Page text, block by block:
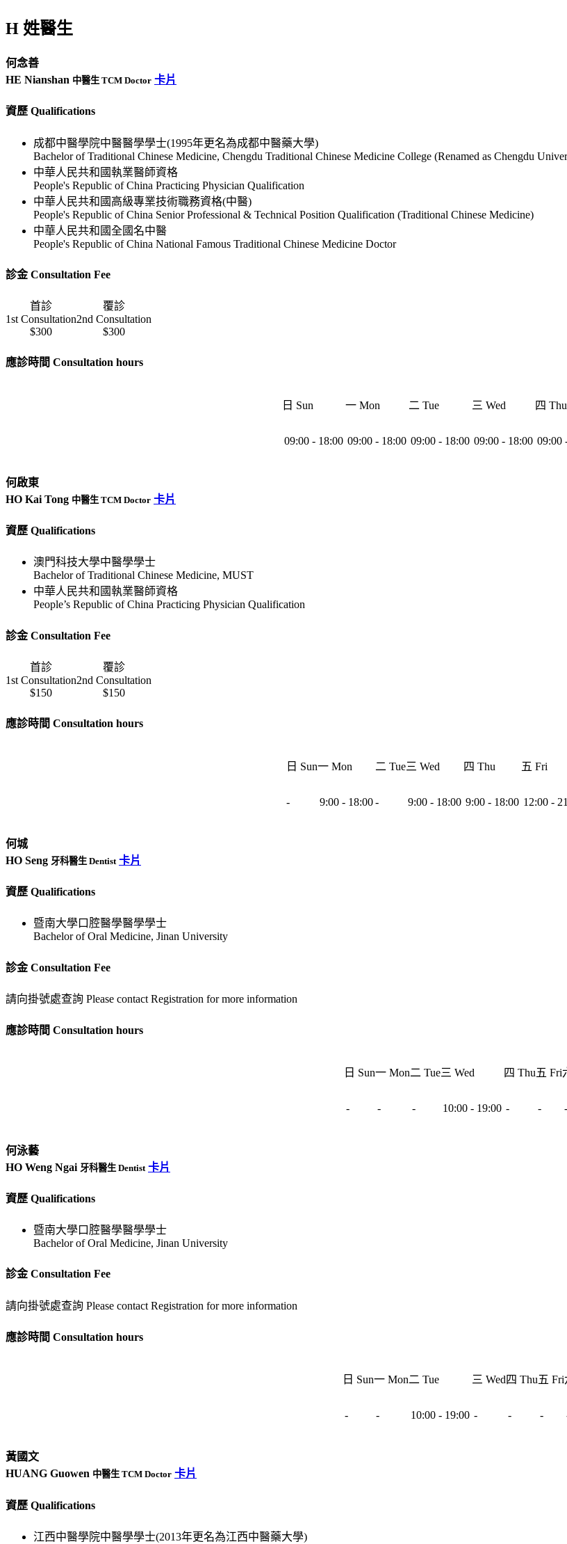
H 姓醫生
何念善
HE Nianshan 中醫生 TCM Doctor 卡片
資歷 Qualifications
成都中醫學院中醫醫學學士(1995年更名為成都中醫藥大學)
Bachelor of Traditional Chinese Medicine, Chengdu Traditional Chinese Medicine College (Renamed as Chengdu
中華人民共和國執業醫師資格
People's Republic of China Practicing Physician Qualification
中華人民共和國高級專業技術職務資格(中醫)
People's Republic of China Senior Professional & Technical Position Qualification (Traditional Chinese Medicine)
中華人民共和國全國名中醫
People's Republic of China National Famous Traditional Chinese Medicine Doctor
診金 Consultation Fee
首診
1st Consultation
覆診
2nd Consultation
$300
$300
應診時間 Consultation hours
日 Sun 一 Mon 二 Tue 三 Wed 四 Thu
09:00 - 18:00 09:00 - 18:00 09:00 - 18:00 09:00 - 18:00 09:00
何啟東
HO Kai Tong 中醫生 TCM Doctor 卡片
資歷 Qualifications
澳門科技大學中醫學學士
Bachelor of Traditional Chinese Medicine, MUST
中華人民共和國執業醫師資格
People’s Republic of China Practicing Physician Qualification
診金 Consultation Fee
首診
1st Consultation
覆診
2nd Consultation
$150
$150
應診時間 Consultation hours
日 Sun一 Mon 二 Tue三 Wed 四 Thu 五 Fri
- 9:00 - 18:00- 9:00 - 18:00 9:00 - 18:00 12:00 -
何城
HO Seng 牙科醫生 Dentist 卡片
資歷 Qualifications
暨南大學口腔醫學醫學學士
Bachelor of Oral Medicine, Jinan University
診金 Consultation Fee
請向掛號處查詢 Please contact Registration for more information
應診時間 Consultation hours
日 Sun一 Mon二 Tue三 Wed 四 Thu五 Fri
- - - 10:00 - 19:00 - - -
何泳藝
HO Weng Ngai 牙科醫生 Dentist 卡片
資歷 Qualifications
暨南大學口腔醫學醫學學士
Bachelor of Oral Medicine, Jinan University
診金 Consultation Fee
請向掛號處查詢 Please contact Registration for more information
應診時間 Consultation hours
日 Sun一 Mon二 Tue 三 Wed四 Thu五 Fri
- - 10:00 - 19:00 - - -
黃國文
HUANG Guowen 中醫生 TCM Doctor 卡片
資歷 Qualifications
江西中醫學院中醫學學士(2013年更名為江西中醫藥大學)